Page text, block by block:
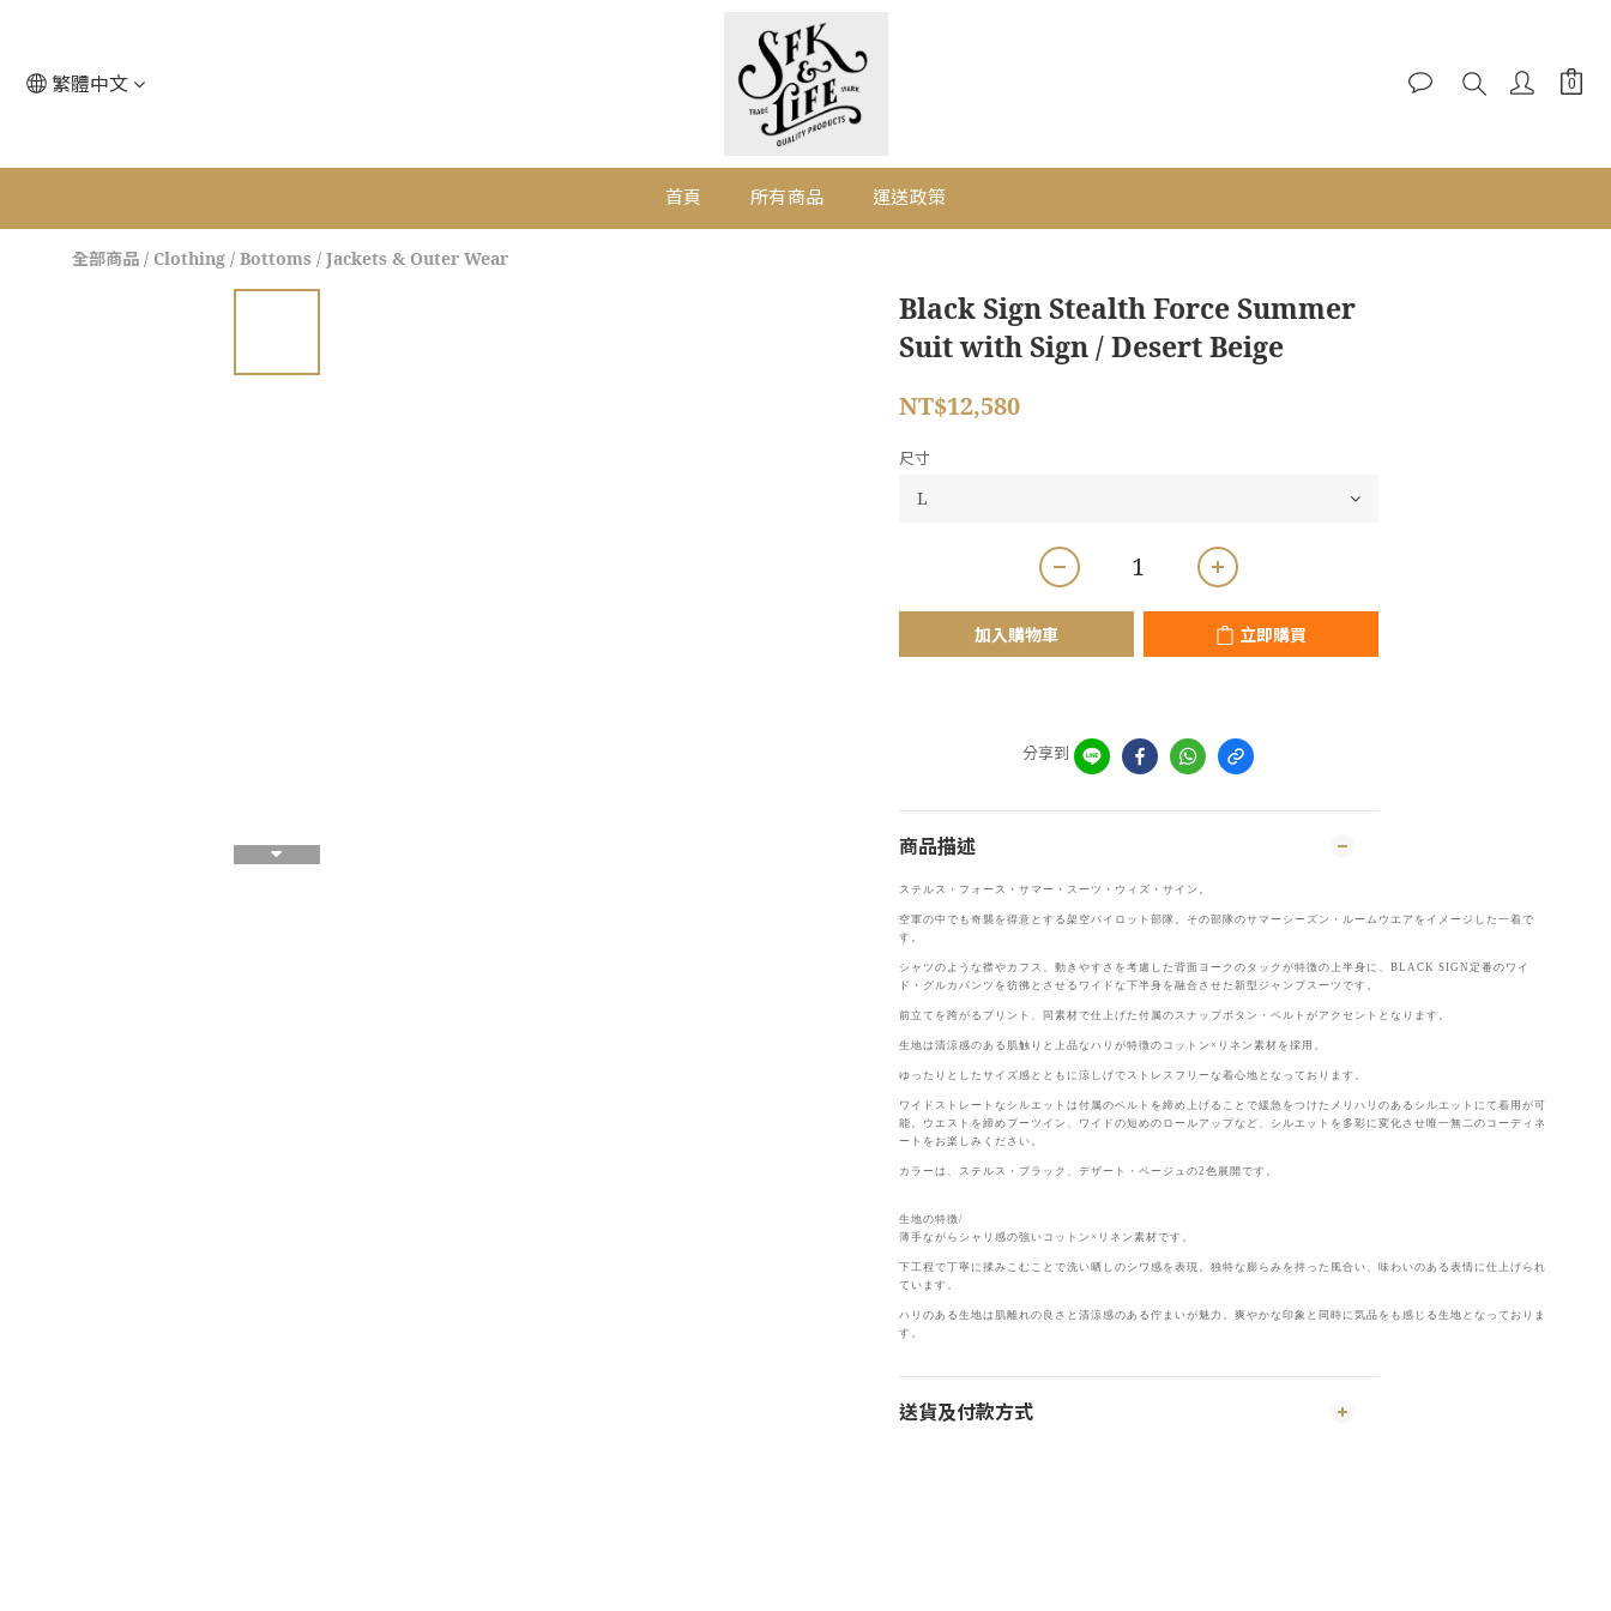
繁體中文
首頁 所有商品 運送政策
全部商品 / Clothing / Bottoms / Jackets & Outer Wear
Black Sign Stealth Force Summer
Suit with Sign / Desert Beige
NT$12,580
尺寸
加入購物車 立即購買
分享到
商品描述
ステルス・フォース・サマー・スーツ・ウィズ・サイン。
空軍の中でも奇襲を得意とする架空パイロット部隊。その部隊のサマーシーズン・ルームウエアをイメージした一着で
す。
シャツのような襟やカフス、動きやすさを考慮した背面ヨークのタックが特徴の上半身に、BLACK SIGN定番のワイ
ド・グルカパンツを彷彿とさせるワイドな下半身を融合させた新型ジャンプスーツです。
前立てを跨がるプリント、同素材で仕上げた付属のスナップボタン・ベルトがアクセントとなります。
生地は清涼感のある肌触りと上品なハリが特徴のコットン×リネン素材を採用。
ゆったりとしたサイズ感とともに涼しげでストレスフリーな着心地となっております。
ワイドストレートなシルエットは付属のベルトを締め上げることで緩急をつけたメリハリのあるシルエットにて着用が可
能。ウエストを締めブーツイン、ワイドの短めのロールアップなど、シルエットを多彩に変化させ唯一無二のコーディネ
ートをお楽しみください。
カラーは、ステルス・ブラック、デザート・ベージュの2色展開です。
生地の特徴/
薄手ながらシャリ感の強いコットン×リネン素材です。
下工程で丁寧に揉みこむことで洗い晒しのシワ感を表現。独特な膨らみを持った風合い、味わいのある表情に仕上げられ
ています。
ハリのある生地は肌離れの良さと清涼感のある佇まいが魅力。爽やかな印象と同時に気品をも感じる生地となっておりま
す。
送貨及付款方式